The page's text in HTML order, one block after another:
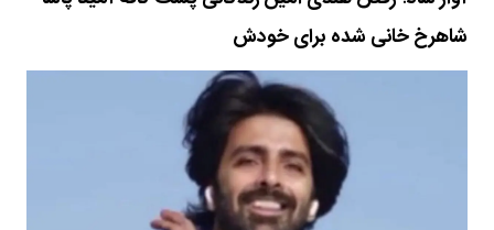
شاهرخ خانی شده برای خودش